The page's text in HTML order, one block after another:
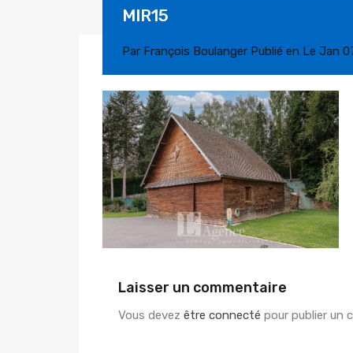
MIR15
Par François Boulanger Publié en Le Jan
Laisser un commentaire
Vous devez être connecté pour publier un